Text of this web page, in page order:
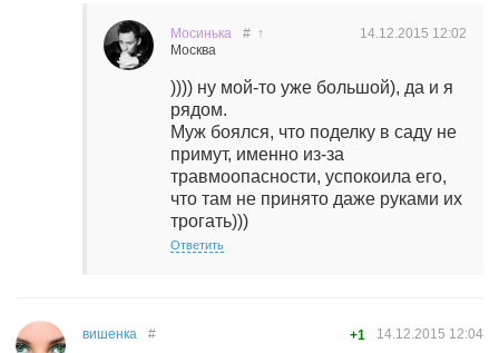
Мосинька
Москва
14.12.2015 12:02
# ↑
)))) ну мой-то уже большой), да и я
рядом.
Муж боялся, что поделку в саду не
примут, именно из-за
травмоопасности, успокоила его,
что там не принято даже руками их
трогать)))
Ответить
вишенка 14.12.2015 12:04
# +1